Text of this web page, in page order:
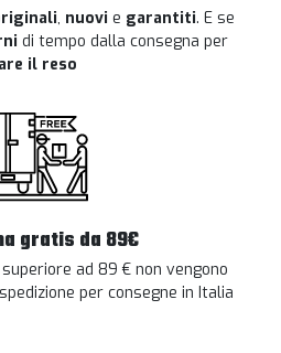
, nuovi e garantiti. E se
di tempo dalla consegna per
il reso
gratis da 89€
ad 89 € non vengono
per consegne in Italia